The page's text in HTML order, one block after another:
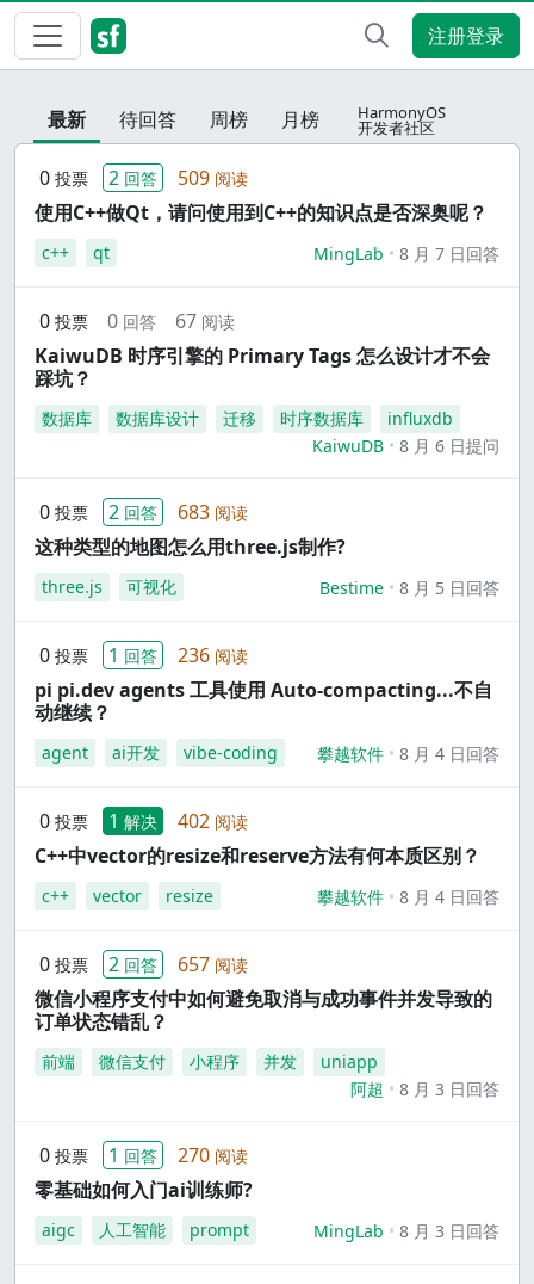
注册登录
最新 待回答 周榜 月榜 HarmonyOS
开发者社区
0 投票 2 回答 509 阅读
使用C++做Qt，请问使用到C++的知识点是否深奥呢？
c++ qt MingLab 8 月 7 日回答
0 投票 0 回答 67 阅读
KaiwuDB 时序引擎的 Primary Tags 怎么设计才不会
踩坑？
数据库 数据库设计 迁移 时序数据库
influxdb
KaiwuDB
8 月 6 日提问
0 投票 2 回答 683 阅读
这种类型的地图怎么用three.js制作?
three.js 可视化 Bestime 8 月 5 日回答
0 投票 1 回答 236 阅读
pi pi.dev agents 工具使用 Auto-compacting...不自
动继续？
agent ai开发 vibe-coding 攀越软件 8 月 4 日回答
0 投票 1 解决 402 阅读
C++中vector的resize和reserve方法有何本质区别？
c++ vector resize 攀越软件 8 月 4 日回答
0 投票 2 回答 657 阅读
微信小程序支付中如何避免取消与成功事件并发导致的
订单状态错乱？
前端 微信支付 小程序 并发
uniapp
阿超
8 月 3 日回答
0 投票 1 回答 270 阅读
零基础如何入门ai训练师?
aigc 人工智能 prompt MingLab 8 月 3 日回答